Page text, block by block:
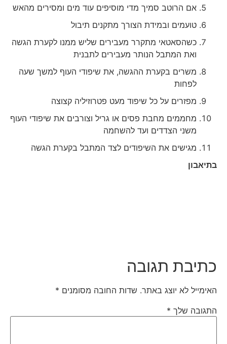
אם הרוטב סמיך מדי מוסיפים עוד מים ומסירים מהאש
טועמים ובמידת הצורך מתקנים תיבול
כשהסאטאי מתקרר מעבירים שליש ממנו לקערת הגשה
ואת המתבל הנותר מעבירים לתבנית
משרים בקערת ההגשה, את שיפודי העוף למשך שעה
לפחות
מפזרים על כל שיפוד מעט פטרוזיליה קצוצה
מחממים מחבת פסים או גריל וצורבים את שיפודי העוף
משני הצדדים ועד להשחמה
מגישים את השיפודים לצד המתבל בקערת הגשה
בתיאבון
כתיבת תגובה
האימייל לא יוצג באתר. שדות החובה מסומנים*
התגובה שלך*